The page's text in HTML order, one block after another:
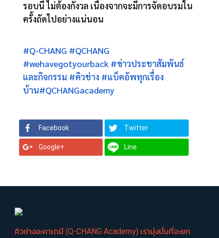
รอบนี้ ไม่ต้องกังวล เนื่องจากจะมีการจัดอบรมใน
ครั้งถัดไปอย่างแน่นอน
#Q-CHANG #QCHANG
#wehavegotyourback #ข่าวประชาสัมพันธ์
และกิจกรรม #คิวช่าง #แบ็คอัพทุกเรื่อง
บ้าน#QCHANGacademy
Facebook Twitter
Google+ Line
คิวช่างอะคาเดมี (Q-CHANG Academy) เรามุ่งมั่นที่จะยก